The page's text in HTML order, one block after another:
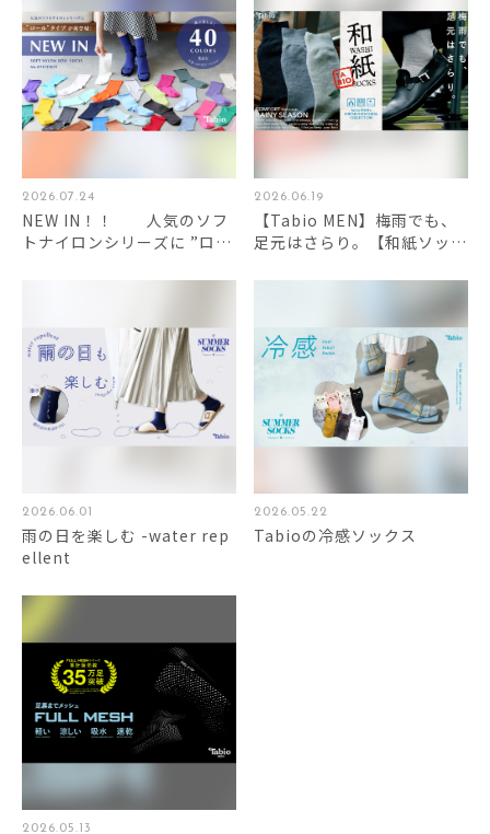
2026.07.24
NEW IN！！ 人気のソフ
トナイロンシリーズに ”ロー
2026.06.19
【Tabio MEN】梅雨でも、
足元はさらり。【和紙ソック
2026.06.01
雨の日を楽しむ -water rep
ellent
2026.05.22
Tabioの冷感ソックス
2026.05.13